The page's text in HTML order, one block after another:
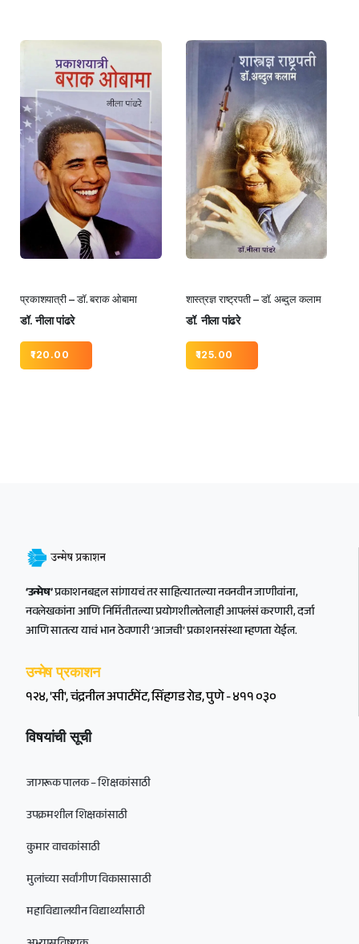
प्रकाशयात्री – डॉ. बराक ओबामा
डॉ. नीला पांढरे
120.00
शास्त्रज्ञ राष्ट्रपती – डॉ. अब्दुल कलाम
डॉ. नीला पांढरे
125.00
‘उन्मेष’प्रकाशनबद्दल सांगायचं तर साहित्यातल्या नवनवीन जाणीवांना,
नवलेखकांना आणि निर्मितीतल्या प्रयोगशीलतेलाही आपलंसं करणारी, दर्जा
आणि सातत्य याचं भान ठेवणारी ‘आजची’ प्रकाशनसंस्था म्हणता येईल.
उन्मेष प्रकाशन
१२४, 'सी', चंद्रनील अपार्टमेंट, सिंहगड रोड, पुणे - ४११ ०३०
विषयांची सूची
जागरूक पालक – शिक्षकांसाठी
उपक्रमशील शिक्षकांसाठी
कुमार वाचकांसाठी
मुलांच्या सर्वांगीण विकासासाठी
महाविद्यालयीन विद्यार्थ्यांसाठी